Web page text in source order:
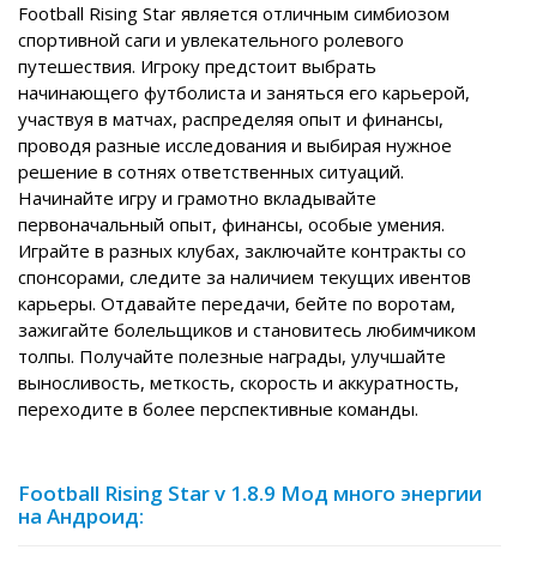
Football Rising Star является отличным симбиозом
спортивной саги и увлекательного ролевого
путешествия. Игроку предстоит выбрать
начинающего футболиста и заняться его карьерой,
участвуя в матчах, распределяя опыт и финансы,
проводя разные исследования и выбирая нужное
решение в сотнях ответственных ситуаций.
Начинайте игру и грамотно вкладывайте
первоначальный опыт, финансы, особые умения.
Играйте в разных клубах, заключайте контракты со
спонсорами, следите за наличием текущих ивентов
карьеры. Отдавайте передачи, бейте по воротам,
зажигайте болельщиков и становитесь любимчиком
толпы. Получайте полезные награды, улучшайте
выносливость, меткость, скорость и аккуратность,
переходите в более перспективные команды.
Football Rising Star v 1.8.9 Мод много энергии
на Андроид: